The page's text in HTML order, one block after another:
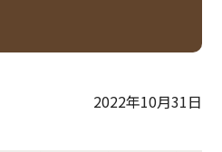
2022年10月31日